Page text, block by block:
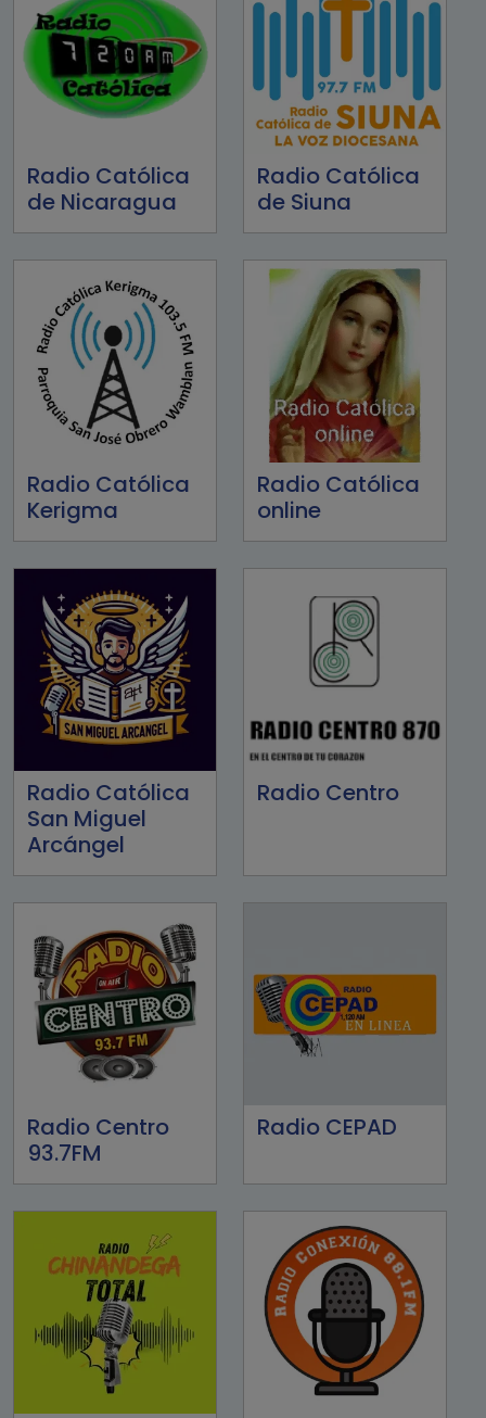
Radio Católica
de Nicaragua
Radio Católica
de Siuna
Radio Católica
Kerigma
Radio Católica
online
Radio Católica
San Miguel
Arcángel
Radio Centro
Radio Centro
93.7FM
Radio CEPAD